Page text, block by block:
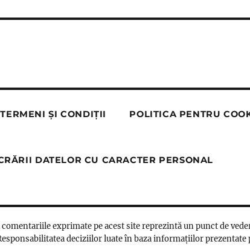
TERMENI ȘI CONDIȚII POLITICA PENTRU
DATELOR CU CARACTER PERSONAL
exprimate pe acest site reprezintă un punct de
deciziilor luate în baza informațiilor prezentate